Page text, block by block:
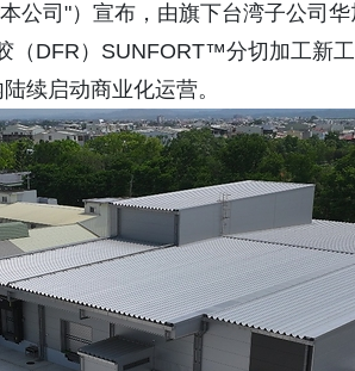
公司"）宣布，由旗下台湾子公司
（DFR）SUNFORT™分切加工新
续启动商业化运营。